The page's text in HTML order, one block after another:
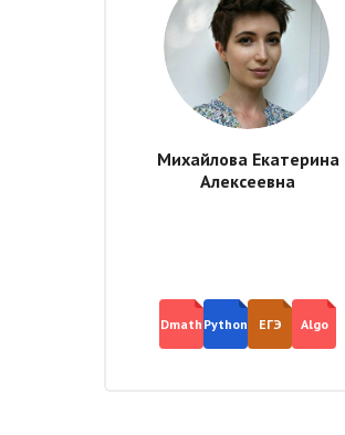
Михайлова Екатерина
Алексеевна
Dmath Python ЕГЭ Algo